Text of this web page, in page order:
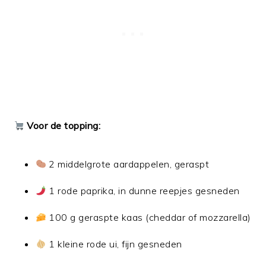
Voor de topping:
2 middelgrote aardappelen, geraspt
1 rode paprika, in dunne reepjes gesneden
100 g geraspte kaas (cheddar of mozzarella)
1 kleine rode ui, fijn gesneden